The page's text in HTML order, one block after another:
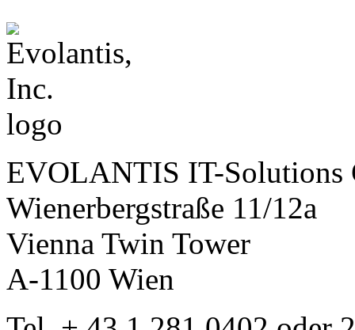
EVOLANTIS IT-Solutions
Wienerbergstraße 11/12a
Vienna Twin Tower
A-1100 Wien